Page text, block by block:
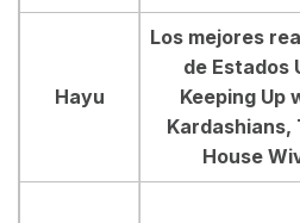
Hayu
Los mejores
de Estados
Keeping Up
Kardashians,
House